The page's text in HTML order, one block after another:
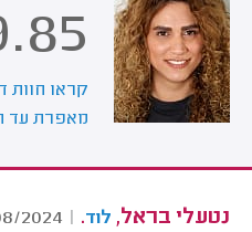
קראו חוות
מאפרת עד
נטעלי בראל, לוד.
|
2024